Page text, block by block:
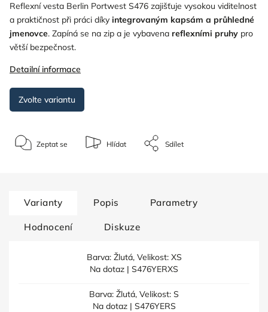
Reflexní vesta Berlin Portwest S476 zajišťuje vysokou viditelnost
a praktičnost při práci díky integrovaným kapsám a průhledné
jmenovce. Zapíná se na zip a je vybavena reflexními pruhy pro
větší bezpečnost.
Detailní informace
Zvolte variantu
Zeptat se Hlídat Sdílet
Varianty Popis Parametry
Hodnocení Diskuze
Barva: Žlutá, Velikost: XS
Na dotaz | S476YERXS
Barva: Žlutá, Velikost: S
Na dotaz | S476YERS